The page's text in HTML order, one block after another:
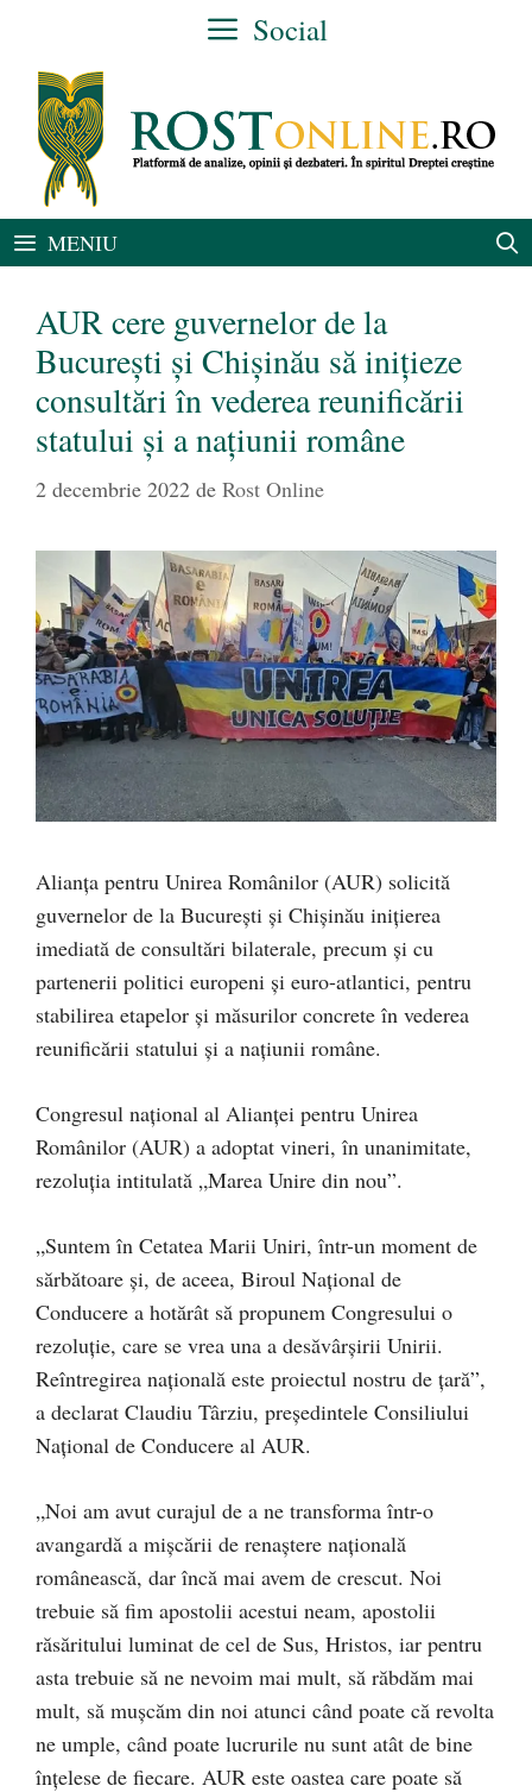
conținut
Social
MENIU
AUR cere guvernelor de la
București și Chișinău să inițieze
consultări în vederea reunificării
statului și a națiunii române
2 decembrie 2022 de Rost Online
Alianța pentru Unirea Românilor (AUR) solicită
guvernelor de la București și Chișinău inițierea
imediată de consultări bilaterale, precum și cu
partenerii politici europeni și euro-atlantici, pentru
stabilirea etapelor și măsurilor concrete în vederea
reunificării statului și a națiunii române.
Congresul național al Alianței pentru Unirea
Românilor (AUR) a adoptat vineri, în unanimitate,
rezoluţia intitulată „Marea Unire din nou”.
„Suntem în Cetatea Marii Uniri, într-un moment de
sărbătoare și, de aceea, Biroul Național de
Conducere a hotărât să propunem Congresului o
rezoluție, care se vrea una a desăvârșirii Unirii.
Reîntregirea naţională este proiectul nostru de țară”,
a declarat Claudiu Târziu, președintele Consiliului
Național de Conducere al AUR.
„Noi am avut curajul de a ne transforma într-o
avangardă a mișcării de renaștere națională
românească, dar încă mai avem de crescut. Noi
trebuie să fim apostolii acestui neam, apostolii
răsăritului luminat de cel de Sus, Hristos, iar pentru
asta trebuie să ne nevoim mai mult, să răbdăm mai
mult, să mușcăm din noi atunci când poate că revolta
ne umple, când poate lucrurile nu sunt atât de bine
înțelese de fiecare. AUR este oastea care poate să